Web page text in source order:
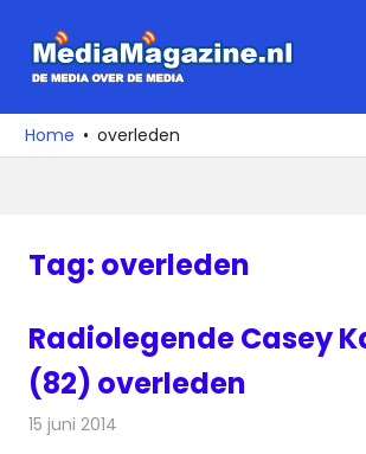
naar
media
over
Home overleden
Tag: overleden
Radiolegende Casey
(82) overleden
15 juni 2014